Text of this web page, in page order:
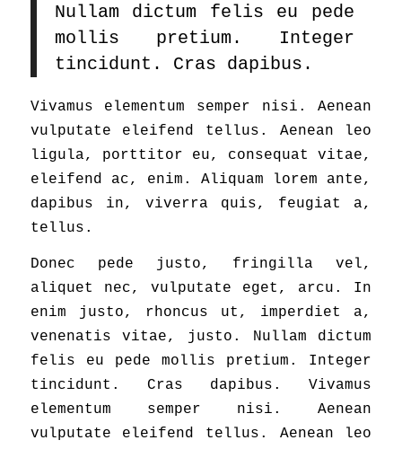
Nullam dictum felis eu pede
mollis pretium. Integer
tincidunt. Cras dapibus.
Vivamus elementum semper nisi. Aenean
vulputate eleifend tellus. Aenean leo
ligula, porttitor eu, consequat vitae,
eleifend ac, enim. Aliquam lorem ante,
dapibus in, viverra quis, feugiat a,
tellus.
Donec pede justo, fringilla vel,
aliquet nec, vulputate eget, arcu. In
enim justo, rhoncus ut, imperdiet a,
venenatis vitae, justo. Nullam dictum
felis eu pede mollis pretium. Integer
tincidunt. Cras dapibus. Vivamus
elementum semper nisi. Aenean
vulputate eleifend tellus. Aenean leo